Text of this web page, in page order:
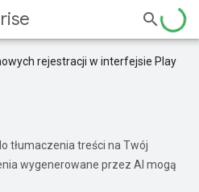
rejestracji w interfejsie Play
tłumaczenia treści na Twój
wygenerowane przez AI mogą